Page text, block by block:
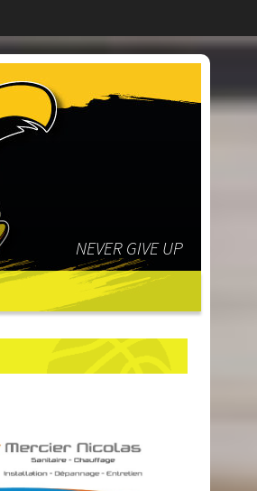
NEVER GIVE UP